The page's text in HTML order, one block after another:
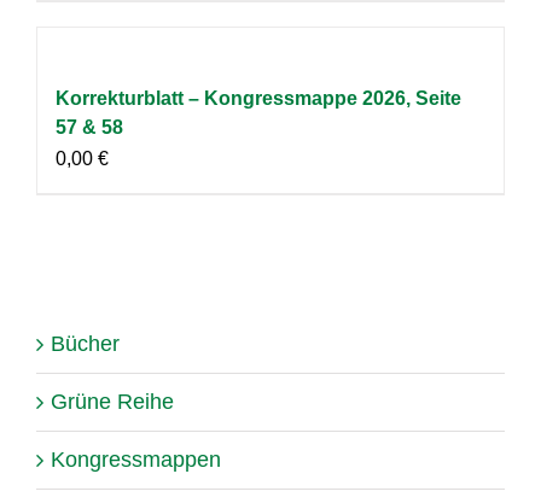
Korrekturblatt – Kongressmappe 2026, Seite
57 & 58
0,00 €
Bücher
Grüne Reihe
Kongressmappen